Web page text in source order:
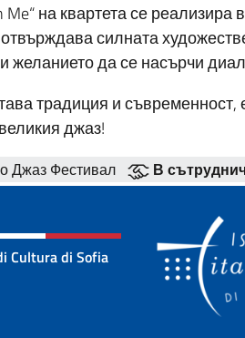
Me“ на квартета се
силната
желанието да се насърчи
традиция и
джаз!
Джаз Фестивал В
Cultura di Sofia